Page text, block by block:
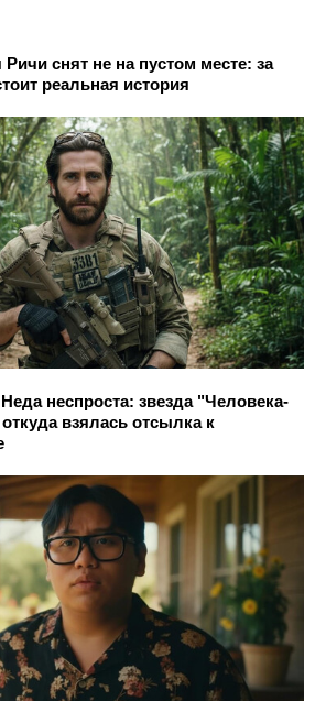
снят не на пустом месте: за
реальная история
неспроста: звезда "Человека-
взялась отсылка к